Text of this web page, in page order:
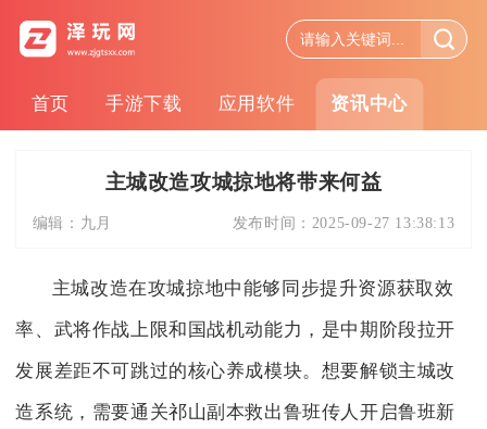
首页 手游下载 应用软件 资讯中心
主城改造攻城掠地将带来何益
编辑： 九月 发布时间： 2025-09-27 13:38:13
主城改造在攻城掠地中能够同步提升资源获取效
率、武将作战上限和国战机动能力，是中期阶段拉开
发展差距不可跳过的核心养成模块。想要解锁主城改
造系统，需要通关祁山副本救出鲁班传人开启鲁班新